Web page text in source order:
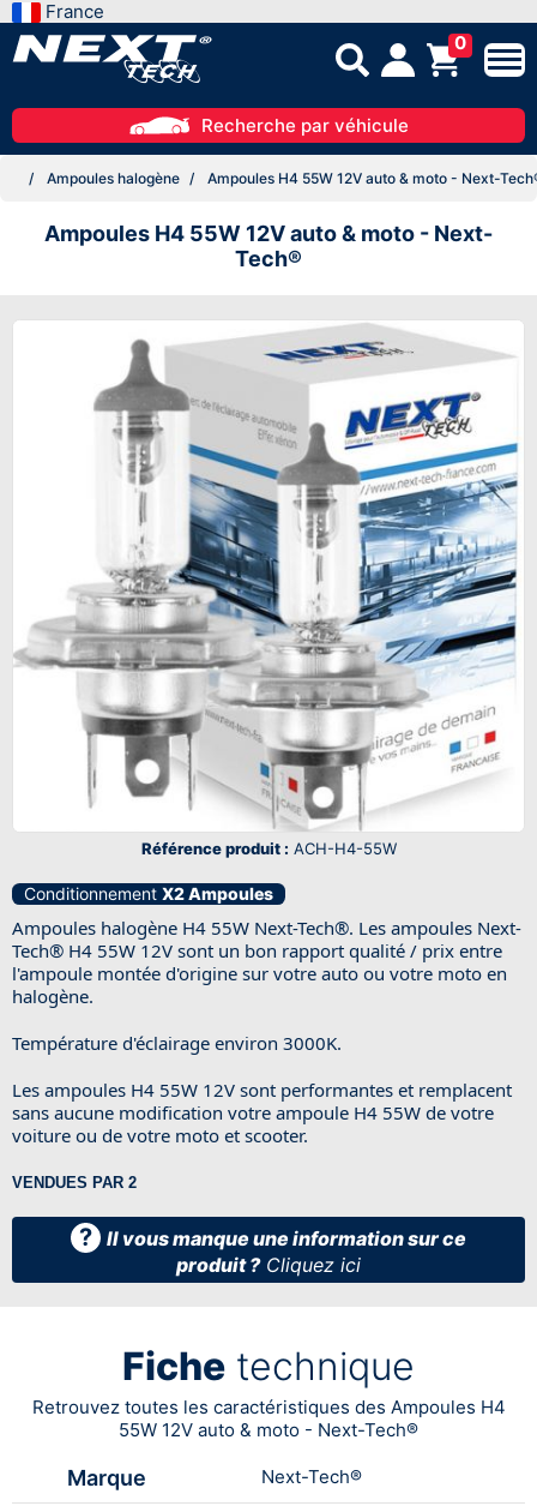
France
0
Recherche par véhicule
Ampoules halogène Ampoules H4 55W 12V auto & moto - Next-
Ampoules H4 55W 12V auto & moto - Next-
Tech®
Référence produit : ACH-H4-55W
Conditionnement X2 Ampoules
Ampoules halogène H4 55W Next-Tech®. Les ampoules Next-
Tech® H4 55W 12V sont un bon rapport qualité / prix entre
l'ampoule montée d'origine sur votre auto ou votre moto en
halogène.
Température d'éclairage environ 3000K.
Les ampoules H4 55W 12V sont performantes et remplacent
sans aucune modification votre ampoule H4 55W de votre
voiture ou de votre moto et scooter.
VENDUES PAR 2
? Il vous manque une information sur ce
produit ? Cliquez ici
Fiche technique
Retrouvez toutes les caractéristiques des Ampoules H4
55W 12V auto & moto - Next-Tech®
Marque Next-Tech®